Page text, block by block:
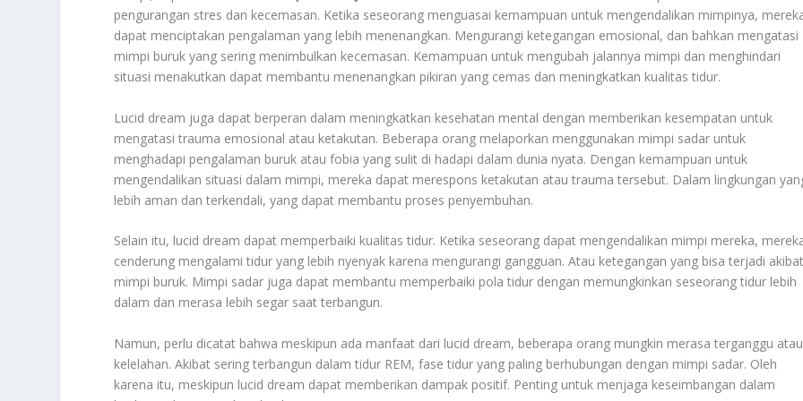
pengurangan stres dan kecemasan. Ketika seseorang menguasai kemampuan untuk mengendalikan mimpinya,
dapat menciptakan pengalaman yang lebih menenangkan. Mengurangi ketegangan emosional, dan bahkan mengatasi
mimpi buruk yang sering menimbulkan kecemasan. Kemampuan untuk mengubah jalannya mimpi dan menghindari
situasi menakutkan dapat membantu menenangkan pikiran yang cemas dan meningkatkan kualitas tidur.
Lucid dream juga dapat berperan dalam meningkatkan kesehatan mental dengan memberikan kesempatan untuk
mengatasi trauma emosional atau ketakutan. Beberapa orang melaporkan menggunakan mimpi sadar untuk
menghadapi pengalaman buruk atau fobia yang sulit di hadapi dalam dunia nyata. Dengan kemampuan untuk
mengendalikan situasi dalam mimpi, mereka dapat merespons ketakutan atau trauma tersebut. Dalam lingkungan
lebih aman dan terkendali, yang dapat membantu proses penyembuhan.
Selain itu, lucid dream dapat memperbaiki kualitas tidur. Ketika seseorang dapat mengendalikan mimpi mereka,
cenderung mengalami tidur yang lebih nyenyak karena mengurangi gangguan. Atau ketegangan yang bisa terjadi akibat
mimpi buruk. Mimpi sadar juga dapat membantu memperbaiki pola tidur dengan memungkinkan seseorang tidur lebih
dalam dan merasa lebih segar saat terbangun.
Namun, perlu dicatat bahwa meskipun ada manfaat dari lucid dream, beberapa orang mungkin merasa terganggu atau
kelelahan. Akibat sering terbangun dalam tidur REM, fase tidur yang paling berhubungan dengan mimpi sadar. Oleh
karena itu, meskipun lucid dream dapat memberikan dampak positif. Penting untuk menjaga keseimbangan dalam